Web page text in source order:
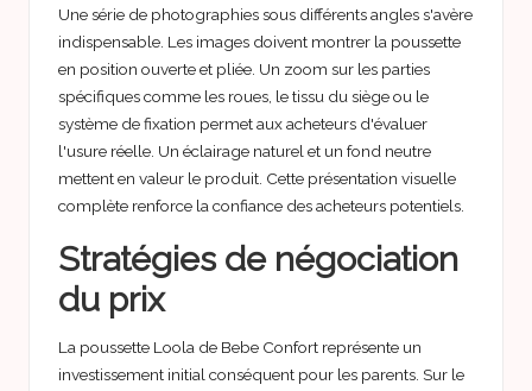
Une série de photographies sous différents angles s'avère
indispensable. Les images doivent montrer la poussette
en position ouverte et pliée. Un zoom sur les parties
spécifiques comme les roues, le tissu du siège ou le
système de fixation permet aux acheteurs d'évaluer
l'usure réelle. Un éclairage naturel et un fond neutre
mettent en valeur le produit. Cette présentation visuelle
complète renforce la confiance des acheteurs potentiels.
Stratégies de négociation
du prix
La poussette Loola de Bebe Confort représente un
investissement initial conséquent pour les parents. Sur le